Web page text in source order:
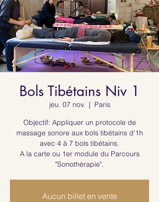
Bols Tibétains Niv 1
jeu. 07 nov.
  |
Paris
Objectif: Appliquer un protocole de
massage sonore aux bols tibétains d’1h
avec 4 à 7 bols tibétains.
A la carte ou 1er module du Parcours
"Sonothérapie".
Aucun billet en vente